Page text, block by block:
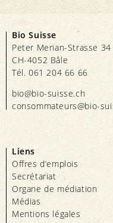
Bio Suisse
Peter Merian-Strasse 34
CH-4052 Bâle
Tél. 061 204 66 66
bio@bio-suisse.ch
consommateurs@bio-
Liens
Offres d’emplois
Secrétariat
Organe de médiation
Médias
Mentions légales